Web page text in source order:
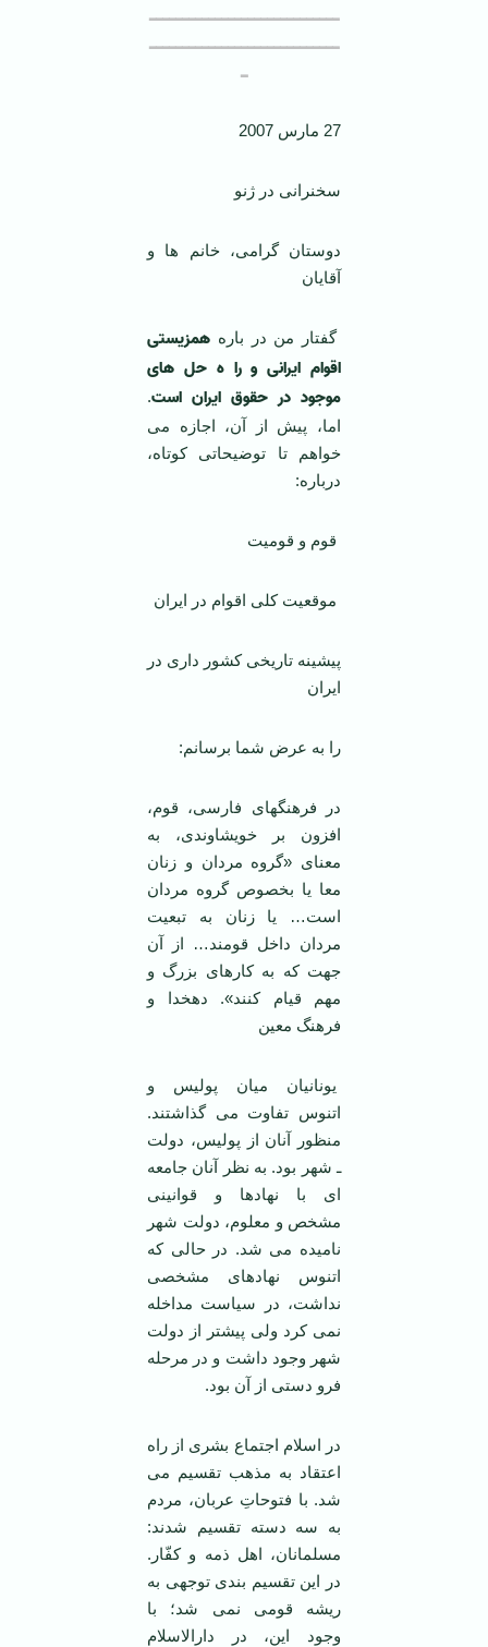
ـــــــــــــــــــــــــــــ
ـــــــــــــــــــــــــــــ
ـ
27 مارس 2007
سخنرانی در ژنو
دوستان گرامی، خانم ها و
آقایان
گفتار من در باره همزیستی
اقوام ایرانی و را ه حل های
موجود در حقوق ایران است.
اما، پیش از آن، اجازه می
خواهم تا توضیحاتی کوتاه،
درباره:
قوم و قومیت
موقعیت کلی اقوام در ایران
پیشینه تاریخی کشور داری در
ایران
را به عرض شما برسانم:
در فرهنگهای فارسی، قوم،
افزون بر خویشاوندی، به
معنای «گروه مردان و زنان
معا یا بخصوص گروه مردان
است… یا زنان به تبعیت
مردان داخل قومند… از آن
جهت که به کارهای بزرگ و
مهم قیام کنند». دهخدا و
فرهنگ معین
یونانیان میان پولیس و
اتنوس تفاوت می گذاشتند.
منظور آنان از پولیس، دولت
ـ شهر بود. به نظر آنان جامعه
ای با نهادها و قوانینی
مشخص و معلوم، دولت شهر
نامیده می شد. در حالی که
اتنوس نهادهای مشخصی
نداشت، در سیاست مداخله
نمی کرد ولی پیشتر از دولت
شهر وجود داشت و در مرحله
فرو دستی از آن بود.
در اسلام اجتماع بشری از راه
اعتقاد به مذهب تقسیم می
شد. با فتوحاتِ عربان، مردم
به سه دسته تقسیم شدند:
مسلمانان، اهل ذمه و کفّار.
در این تقسیم بندی توجهی به
ریشه قومی نمی شد؛ با
وجود این، در دارالاسلام